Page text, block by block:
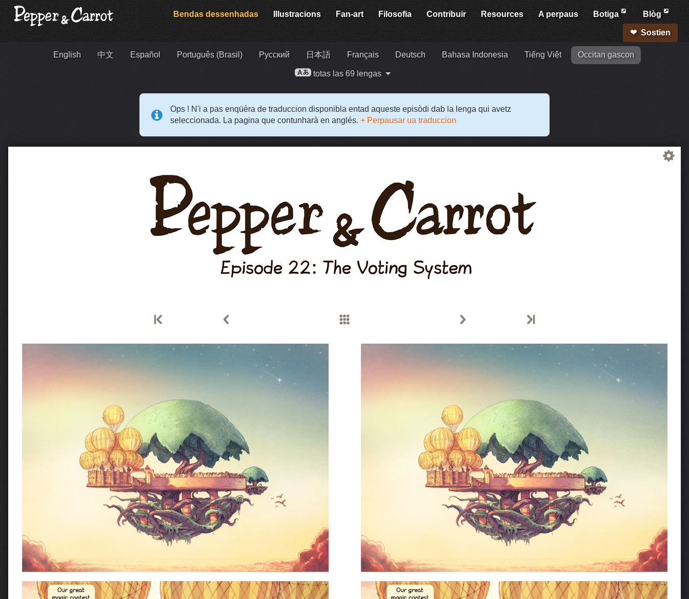
Bendas dessenhadas Illustracions Fan-art Filosofia Contribuir Resources A perpaus Botiga Blòg
Sostien
English 中文 Español Português (Brasil) Русский 日本語 Français Deutsch Bahasa Indonesia Tiếng Việt Occitan gascon
totas las 69 lengas
Ops ! N'i a pas enqüèra de traduccion disponibla entad aqueste episòdi dab la lenga qui avetz
seleccionada. La pagina que contunharà en anglés. + Perpausar ua traduccion